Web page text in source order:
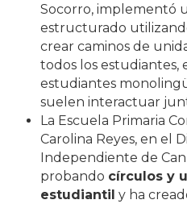
Socorro, implementó
estructurado
crear caminos de
todos los estudiantes,
estudiantes
suelen interactuar
La Escuela Primaria
Carolina Reyes, en el
Independiente de
probando círculos y
estudiantil y ha